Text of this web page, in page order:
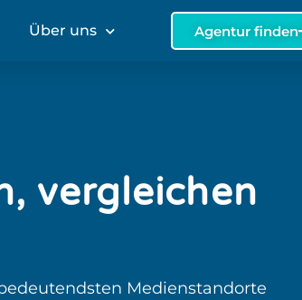
Über uns Agentur finden
vergleichen
Medienstandorte